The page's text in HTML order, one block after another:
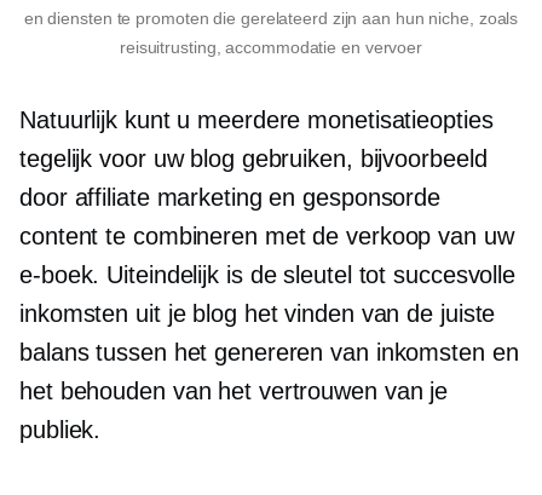
en diensten te promoten die gerelateerd zijn aan hun niche, zoals
reisuitrusting, accommodatie en vervoer
Natuurlijk kunt u meerdere monetisatieopties
tegelijk voor uw blog gebruiken, bijvoorbeeld
door affiliate marketing en gesponsorde
content te combineren met de verkoop van uw
e-boek. Uiteindelijk is de sleutel tot succesvolle
inkomsten uit je blog het vinden van de juiste
balans tussen het genereren van inkomsten en
het behouden van het vertrouwen van je
publiek.